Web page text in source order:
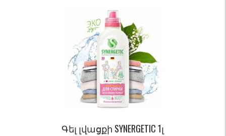
Գել լվացքի SYNERGETIC 1լ